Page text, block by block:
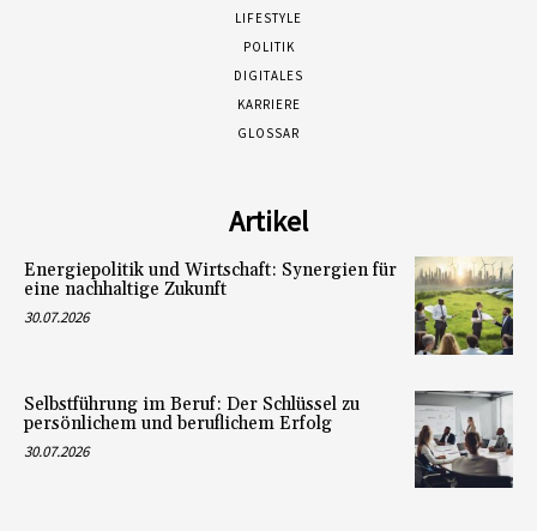
LIFESTYLE
POLITIK
DIGITALES
KARRIERE
GLOSSAR
Artikel
Energiepolitik und Wirtschaft: Synergien für
eine nachhaltige Zukunft
30.07.2026
Selbstführung im Beruf: Der Schlüssel zu
persönlichem und beruflichem Erfolg
30.07.2026